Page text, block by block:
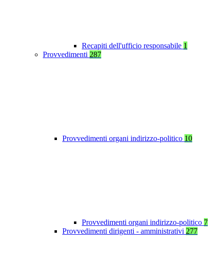
Recapiti dell'ufficio responsabile 1
Provvedimenti 287
Provvedimenti organi indirizzo-politico 10
Provvedimenti organi indirizzo-politico 7
Provvedimenti dirigenti - amministrativi 277